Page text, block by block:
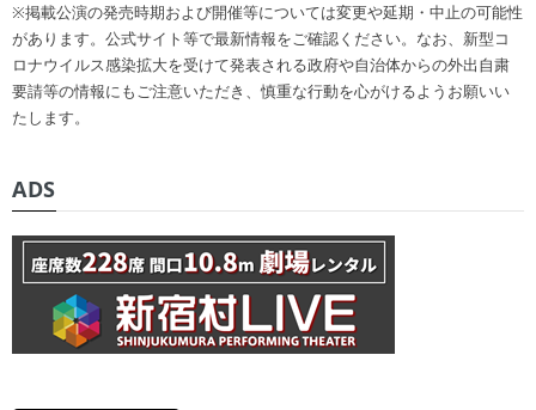
※掲載公演の発売時期および開催等については変更や延期・中止の可能性
があります。公式サイト等で最新情報をご確認ください。なお、新型コ
ロナウイルス感染拡大を受けて発表される政府や自治体からの外出自粛
要請等の情報にもご注意いただき、慎重な行動を心がけるようお願いい
たします。
ADS